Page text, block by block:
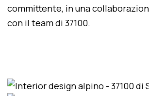
committente, in una
con il team di 37100.